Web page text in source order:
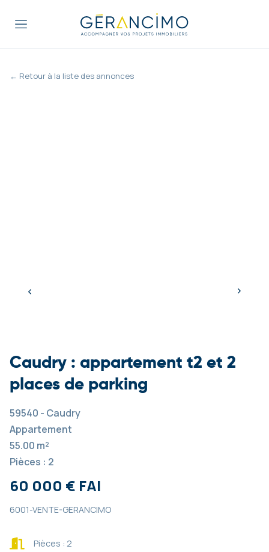
← Retour à la liste des annonces
Caudry : appartement t2 et 2
places de parking
59540 - Caudry
Appartement
55.00 m²
Pièces : 2
60 000 € FAI
6001-VENTE-GERANCIMO
Pièces : 2